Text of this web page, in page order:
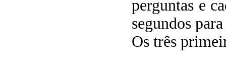
perguntas e
segundos
Os três